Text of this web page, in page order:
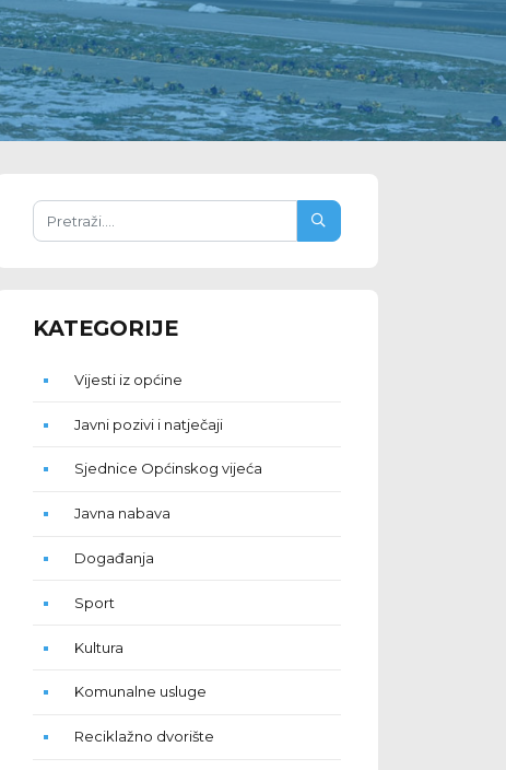
KATEGORIJE
Vijesti iz općine
Javni pozivi i natječaji
Sjednice Općinskog vijeća
Javna nabava
Događanja
Sport
Kultura
Komunalne usluge
Reciklažno dvorište